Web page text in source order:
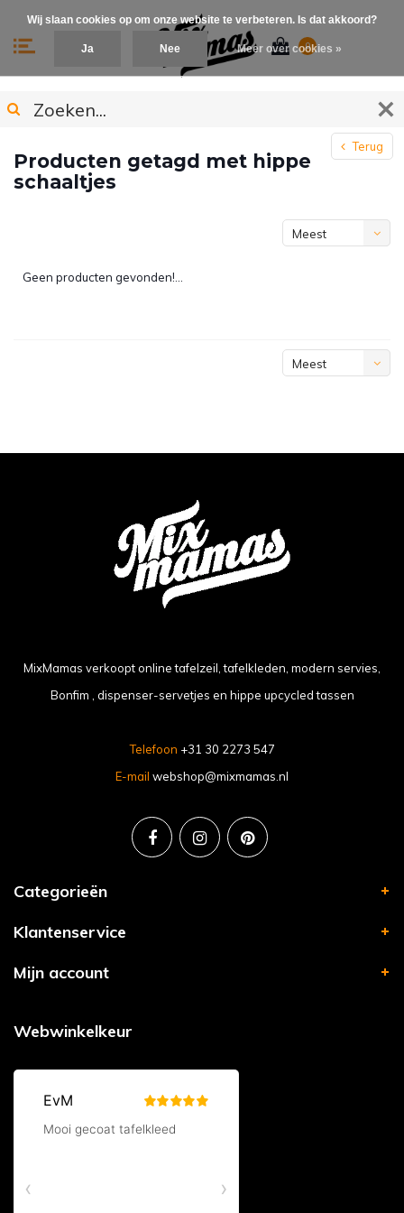
0
Terug
Producten getagd met hippe
schaaltjes
Meest
Geen producten gevonden!...
Meest
MixMamas verkoopt online tafelzeil, tafelkleden, modern servies,
Bonfim , dispenser-servetjes en hippe upcycled tassen
Telefoon +31 30 2273 547
E-mail webshop@mixmamas.nl
Categorieën
Klantenservice
Mijn account
Webwinkelkeur
Wij slaan cookies op om onze website te verbeteren. Is dat akkoord?
Ja Nee Meer over cookies »